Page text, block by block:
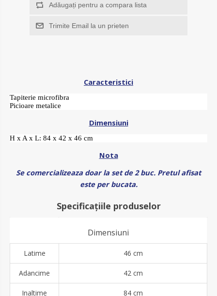
Adăugați pentru a compara lista
Trimite Email la un prieten
Caracteristici
Tapiterie microfibra
Picioare metalice
Dimensiuni
H x A x L: 84 x 42 x 46 cm
Nota
Se comercializeaza doar la set de 2 buc. Pretul afisat
este per bucata.
Specificațiile produselor
Dimensiuni
Latime 46 cm
Adancime 42 cm
Inaltime 84 cm